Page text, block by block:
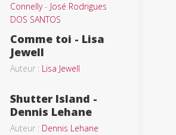
Connelly- José Rodrigues
DOS SANTOS
Comme toi - Lisa
Jewell
Auteur : Lisa Jewell
Shutter Island -
Dennis Lehane
Auteur : Dennis Lehane